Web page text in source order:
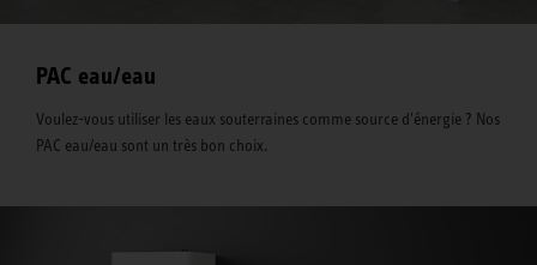
PAC eau/eau
Voulez-vous utiliser les eaux souterraines comme source d'énergie ? Nos
PAC eau/eau sont un très bon choix.